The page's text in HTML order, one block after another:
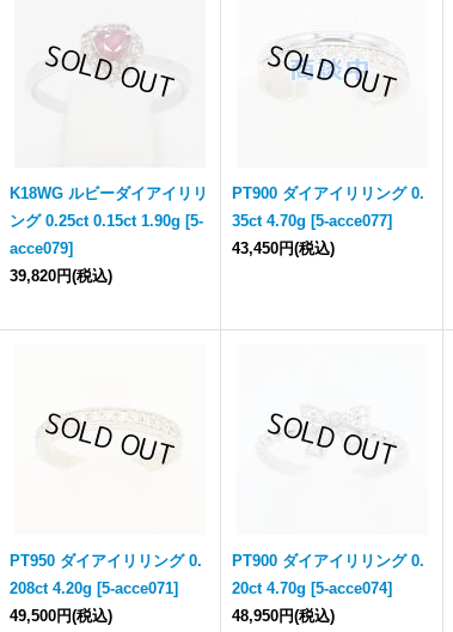
K18WG ルビーダイアイリリ
ング 0.25ct 0.15ct 1.90g [5-
acce079]
39,820円(税込)
PT900 ダイアイリリング 0.
35ct 4.70g [5-acce077]
43,450円(税込)
PT950 ダイアイリリング 0.
208ct 4.20g [5-acce071]
49,500円(税込)
PT900 ダイアイリリング 0.
20ct 4.70g [5-acce074]
48,950円(税込)